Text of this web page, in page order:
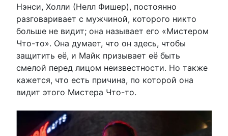
Нэнси, Холли (Нелл Фишер), постоянно
разговаривает с мужчиной, которого никто
больше не видит; она называет его «Мистером
Что-то». Она думает, что он здесь, чтобы
защитить её, и Майк призывает её быть
смелой перед лицом неизвестности. Но также
кажется, что есть причина, по которой она
видит этого Мистера Что-то.